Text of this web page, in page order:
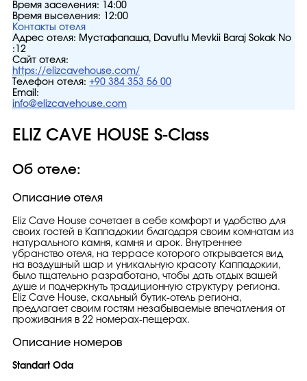
Время заселения:
14:00
Время выселения:
12:00
Контакты отеля
Адрес отеля: Мустафапаша, Davutlu Mevkii Baraj Sokak No
:12
Сайт отеля:
https://elizcavehouse.com/
Телефон отеля: +90 384 353 56 00
Email:
info@elizcavehouse.com
ELIZ CAVE HOUSE S-Class
Об отеле:
Описание отеля
Eliz Cave House сочетает в себе комфорт и удобство для
своих гостей в Каппадокии благодаря своим комнатам из
натурального камня, камня и арок. Внутреннее
убранство отеля, на террасе которого открывается вид
на воздушный шар и уникальную красоту Каппадокии,
было тщательно разработано, чтобы дать отдых вашей
душе и подчеркнуть традиционную структуру региона.
Eliz Cave House, скальный бутик-отель региона,
предлагает своим гостям незабываемые впечатления от
проживания в 22 номерах-пещерах.
Описание номеров
Standart Oda